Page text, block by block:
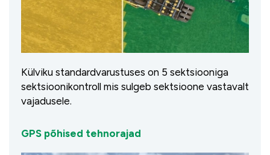
Külviku standardvarustuses on 5 sektsiooniga
sektsioonikontroll mis sulgeb sektsioone vastavalt
vajadusele.
GPS põhised tehnorajad